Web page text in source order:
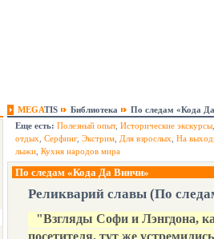
MEGATIS Библиотека
По следам «Кода
Еще есть: Полезный опыт, Исторические экскурсы
отдых Серфинг, Экстрим Для взрослых На
лыжи Кухня народов мира
По следам «Кода Да Винчи»
Реликварий славы (По
"Взгляды Софи и Лэнгдона,
посетителя, тут же